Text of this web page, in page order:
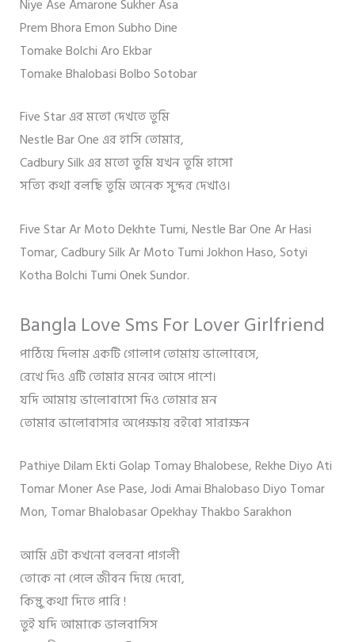
Niye Ase Amarone Sukher Asa
Prem Bhora Emon Subho Dine
Tomake Bolchi Aro Ekbar
Tomake Bhalobasi Bolbo Sotobar
Five Star এর মতো দেখতে তুমি
Nestle Bar One এর হাসি তোমার,
Cadbury Silk এর মতো তুমি যখন তুমি হাসো
সত্যি কথা বলছি তুমি অনেক সুন্দর দেখাও।
Five Star Ar Moto Dekhte Tumi, Nestle Bar One Ar Hasi
Tomar, Cadbury Silk Ar Moto Tumi Jokhon Haso, Sotyi
Kotha Bolchi Tumi Onek Sundor.
Bangla Love Sms For Lover Girlfriend
পাঠিয়ে দিলাম একটি গোলাপ তোমায় ভালোবেসে,
রেখে দিও এটি তোমার মনের আসে পাশে।
যদি আমায় ভালোবাসো দিও তোমার মন
তোমার ভালোবাসার অপেক্ষায় রইবো সারাক্ষন
Pathiye Dilam Ekti Golap Tomay Bhalobese, Rekhe Diyo Ati
Tomar Moner Ase Pase, Jodi Amai Bhalobaso Diyo Tomar
Mon, Tomar Bhalobasar Opekhay Thakbo Sarakhon
আমি এটা কখনো বলবনা পাগলী
তোকে না পেলে জীবন দিয়ে দেবো,
কিন্তুু কথা দিতে পারি !
তুই যদি আমাকে ভালবাসিস